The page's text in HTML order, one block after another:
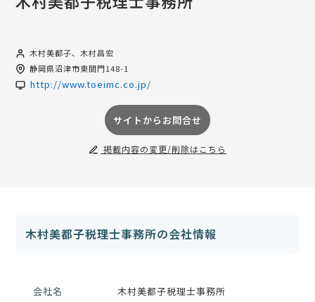
木村美都子、木村昌宏
静岡県沼津市東間門148-1
http://www.toeimc.co.jp/
サイトからお問合せ
掲載内容の変更/削除はこちら
木村美都子税理士事務所の会社情報
会社名 木村美都子税理士事務所